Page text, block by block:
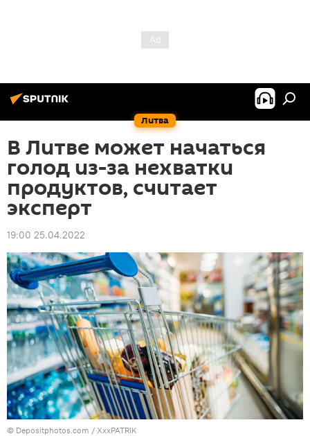
Литва
В Литве может начаться
голод из-за нехватки
продуктов, считает
эксперт
19:00 25.04.2022
© Depositphotos.com / XxxPATRIK